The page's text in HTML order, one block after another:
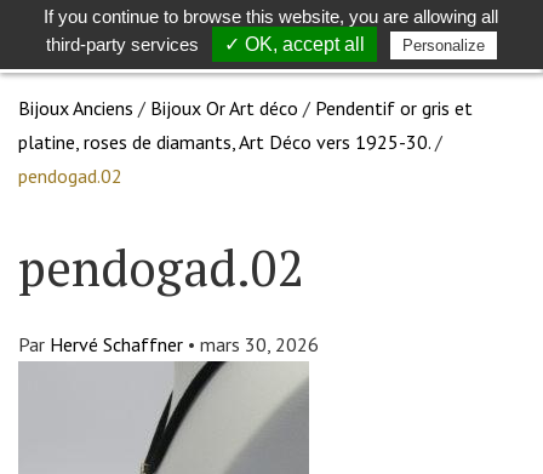
Toggle
search
Bijoux Anciens / Bijoux Or Art déco / Pendentif or gris et
platine, roses de diamants, Art Déco vers 1925-30. /
pendogad.02
pendogad.02
Par Hervé Schaffner • mars 30, 2026
If you continue to browse this website, you are allowing all
third-party services
✓ OK, accept all Personalize